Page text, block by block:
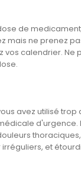
de
mais ne prenez
vos calendrier. Ne
avez utilisé
d'urgence.
et